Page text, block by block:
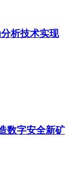
析技术实现
数字安全新矿